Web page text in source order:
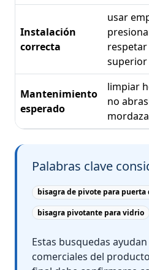
Instalación
correcta
usar
Mantenimiento
esperado
limpiar
no
Palabras clave
bisagra de pivote para puerta
bisagra pivotante para vidrio
Estas busquedas
comerciales del